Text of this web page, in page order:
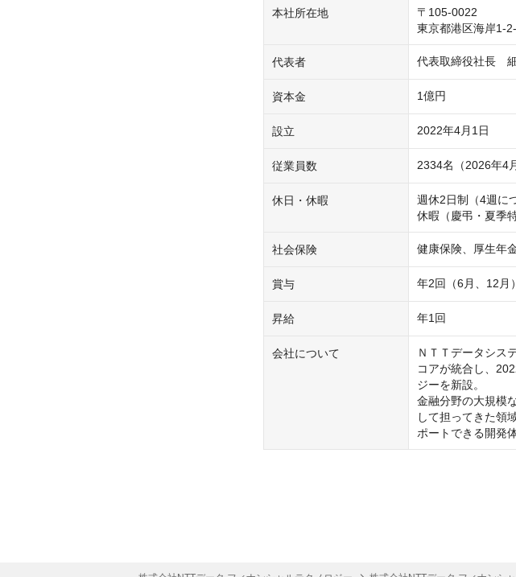
本社所在地
〒105-0022
東京都港区海岸1-
代表者 代表取締役社長　
資本金 1億円
設立 2022年4月1日
従業員数 2334名（2026年4
休日・休暇
週休2日制（4週に
休暇（慶弔・夏季
社会保険 健康保険、厚生年
賞与 年2回（6月、12月）
昇給 年1回
会社について
ＮＴＴデータシス
コアが統合し、
ジーを新設。
金融分野の大規模
して担ってきた領
ポートできる開発